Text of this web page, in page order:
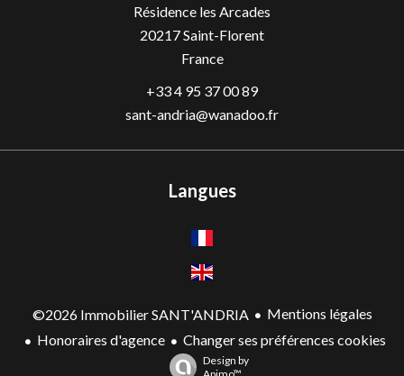
Résidence les Arcades
20217Saint-Florent
France
+33 4 95 37 00 89
sant-andria@wanadoo.fr
Langues
©2026 Immobilier SANT'ANDRIA
Mentions légales
Honoraires d'agence
Changer ses préférences cookies
Design by